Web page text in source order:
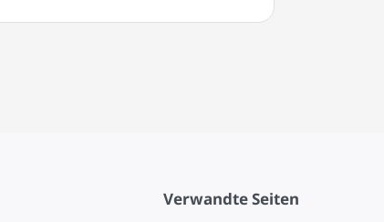
Verwandte Seiten